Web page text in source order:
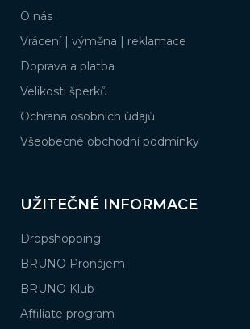
O nás
Vrácení | výměna | reklamace
Doprava a platba
Velikosti šperků
Ochrana osobních údajů
Všeobecné obchodní podmínky
UŽITEČNÉ INFORMACE
Dropshopping
BRUNO Pronájem
BRUNO Klub
Affiliate program